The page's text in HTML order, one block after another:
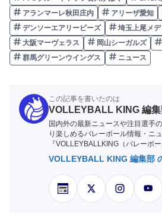
アランマーレ秋田庄内
アリーザ愛知
デンソーエアリービーズ
埼玉上尾メ
大阪マーヴェラス
岡山シーガルズ
群馬グリーンウイングス
ニュース
この記事を書いたのは
VOLLEYBALL KING 編
国内外の最新ニュースや注目選手
り楽しめるバレーボール情報・ニ
『VOLLEYBALLKING（バレーボ
VOLLEYBALL KING 編集部